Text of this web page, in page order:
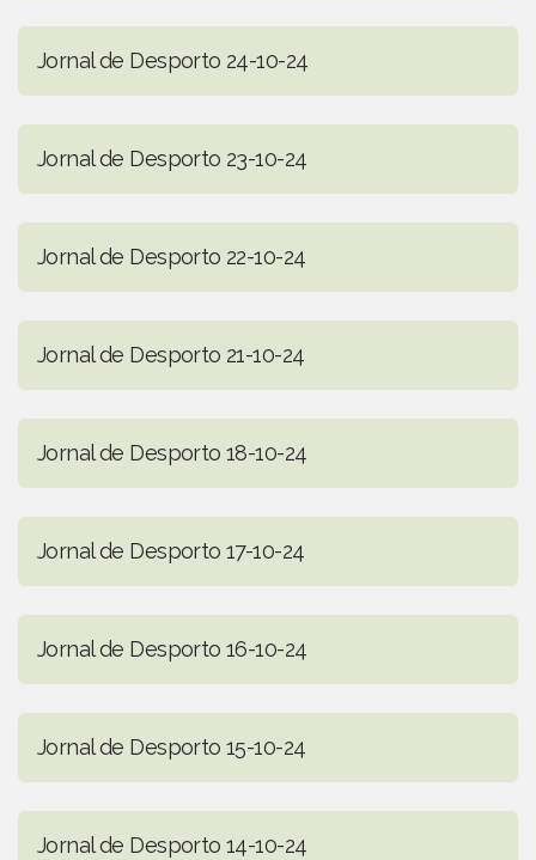
Jornal de Desporto 24-10-24
Jornal de Desporto 23-10-24
Jornal de Desporto 22-10-24
Jornal de Desporto 21-10-24
Jornal de Desporto 18-10-24
Jornal de Desporto 17-10-24
Jornal de Desporto 16-10-24
Jornal de Desporto 15-10-24
Jornal de Desporto 14-10-24